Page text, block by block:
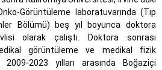
Görüntüleme laboratuvarında (Tıp
Bölümü) beş yıl boyunca doktora
olarak çalıştı. Doktora sonrası
görüntüleme ve medikal fizik
2009-2023 yılları arasında Boğaziçi